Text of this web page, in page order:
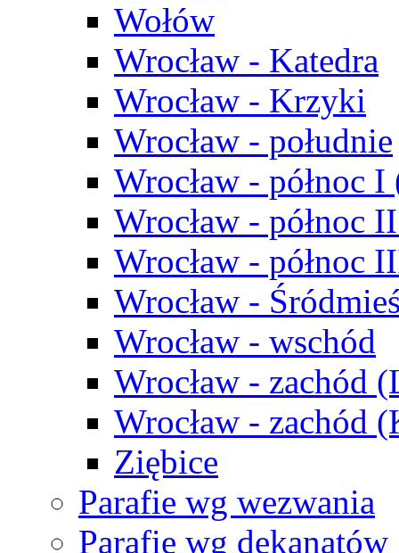
Wołów
Wrocław - Katedra
Wrocław - Krzyki
Wrocław - południe
Wrocław - północ
Wrocław - północ
Wrocław - północ
Wrocław -
Wrocław - wschód
Wrocław - zachód
Wrocław - zachód
Ziębice
Parafie wg wezwania
Parafie wg dekanatów